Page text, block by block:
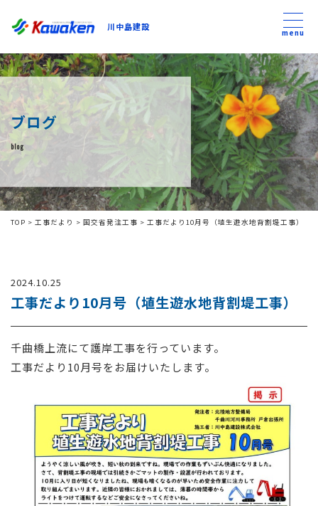
川中島建設
川中島建設
トップ
トピックス
事業内容
私たちについて
コンテンツ
採用情報
menu
ブログ
blog
TOP > 工事だより > 国交省発注工事 > 工事だより10月号（埴生遊水地背割堤工事）
2024.10.25
工事だより10月号（埴生遊水地背割堤工事）
千曲橋上流にて護岸工事を行っています。
工事だより10月号をお届けいたします。